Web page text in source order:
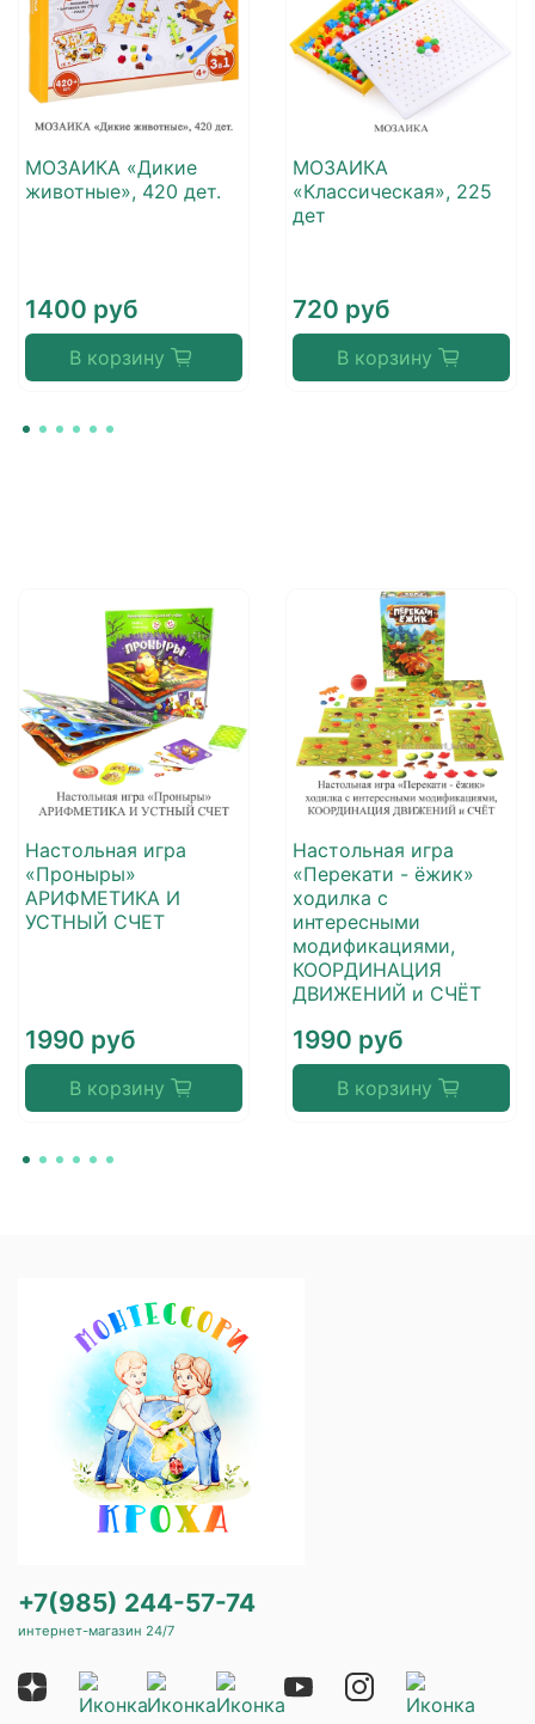
МОЗАИКА «Дикие
животные», 420 дет.
1400 руб
В корзину
МОЗАИКА
«Классическая», 225
дет
720 руб
В корзину
Настольная игра
«Проныры»
АРИФМЕТИКА И
УСТНЫЙ СЧЕТ
1990 руб
В корзину
Настольная игра
«Перекати - ёжик»
ходилка с
интересными
модификациями,
КООРДИНАЦИЯ
ДВИЖЕНИЙ и СЧЁТ
1990 руб
В корзину
+7(985) 244-57-74
интернет-магазин 24/7